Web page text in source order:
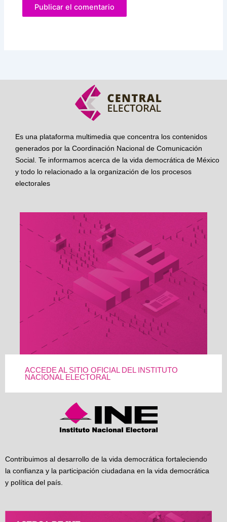
Es una plataforma multimedia que concentra los contenidos
generados por la Coordinación Nacional de Comunicación
Social. Te informamos acerca de la vida democrática de México
y todo lo relacionado a la organización de los procesos
electorales
ACCEDE AL SITIO OFICIAL DEL INSTITUTO
NACIONAL ELECTORAL
Contribuimos al desarrollo de la vida democrática fortaleciendo
la confianza y la participación ciudadana en la vida democrática
y política del país.